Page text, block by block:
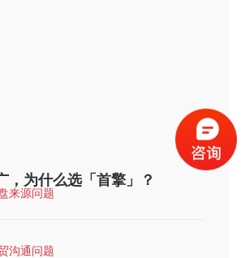
有实力的公司是哪家？
有实力的？
公司好?，大家帮忙推荐个
家比较好？比较靠谱？
2018-02-01
公司好?，大家帮忙推荐个
2018-02-01
家比较好？
2018-02-01
，为什么选「首擎」？
来源问题
沟通问题